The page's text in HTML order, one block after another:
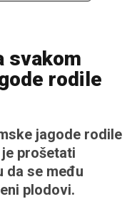
svakom
rodile
jagode rodile
prošetati
da se među
plodovi.